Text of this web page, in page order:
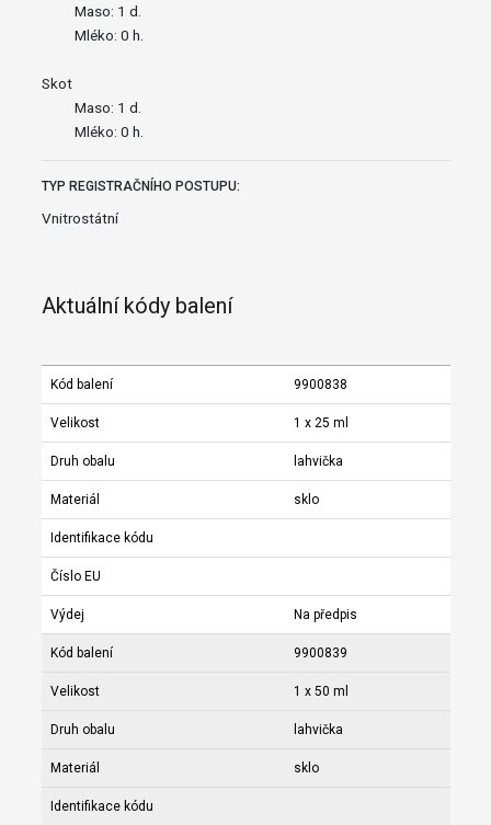
Maso: 1 d.
Mléko: 0 h.
Skot
Maso: 1 d.
Mléko: 0 h.
TYP REGISTRAČNÍHO POSTUPU:
Vnitrostátní
Aktuální kódy balení
Kód balení 9900838
Velikost 1 x 25 ml
Druh obalu lahvička
Materiál sklo
Identifikace kódu
Číslo EU
Výdej Na předpis
Kód balení 9900839
Velikost 1 x 50 ml
Druh obalu lahvička
Materiál sklo
Identifikace kódu